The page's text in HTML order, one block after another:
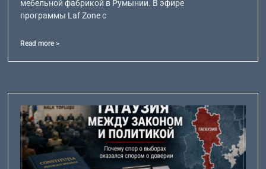
мебельной фабрикой в Румынии. В эфире
программы Laf Zone с
Read more >